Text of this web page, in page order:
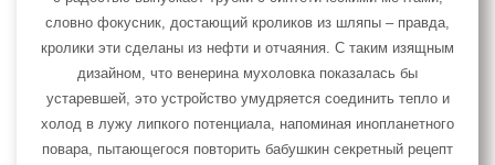
словно фокусник, достающий кроликов из шляпы – правда,
кролики эти сделаны из нефти и отчаяния. С таким изящным
дизайном, что венерина мухоловка показалась бы
устаревшей, это устройство умудряется соединить тепло и
холод в лужу липкого потенциала, напоминая инопланетного
повара, пытающегося повторить бабушкин секретный рецепт